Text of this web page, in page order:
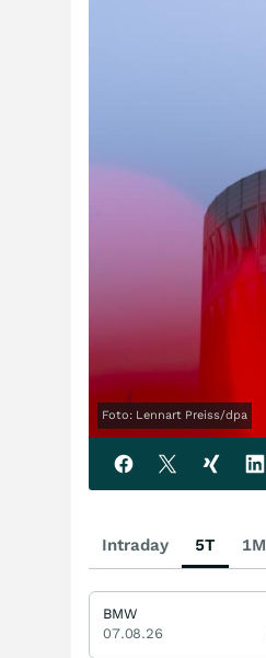
Foto: Lennart Preiss/dpa
Intraday 5T 1M
BMW
07.08.26